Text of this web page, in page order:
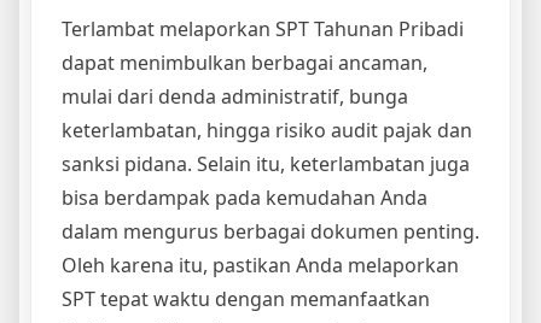
Terlambat melaporkan SPT Tahunan Pribadi
dapat menimbulkan berbagai ancaman,
mulai dari denda administratif, bunga
keterlambatan, hingga risiko audit pajak dan
sanksi pidana. Selain itu, keterlambatan juga
bisa berdampak pada kemudahan Anda
dalam mengurus berbagai dokumen penting.
Oleh karena itu, pastikan Anda melaporkan
SPT tepat waktu dengan memanfaatkan